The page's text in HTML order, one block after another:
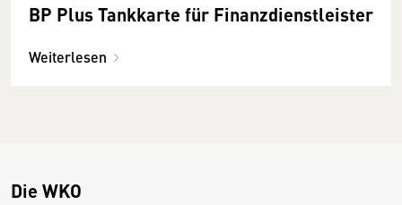
BP Plus Tankkarte für Finanzdienstleister
Weiterlesen
Die WKO